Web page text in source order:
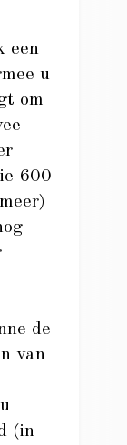
een
u
om
600
de
van
(in